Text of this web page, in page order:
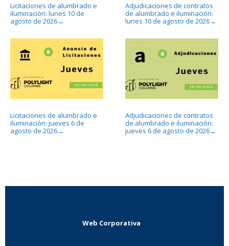
Licitaciones de alumbrado e
iluminación: lunes 10 de
agosto de 2026→
Adjudicaciones de contratos
de alumbrado e iluminación:
lunes 10 de agosto de 2026→
Licitaciones de alumbrado e
iluminación: jueves 6 de
agosto de 2026→
Adjudicaciones de contratos
de alumbrado e iluminación:
jueves 6 de agosto de 2026→
Web Corporativa